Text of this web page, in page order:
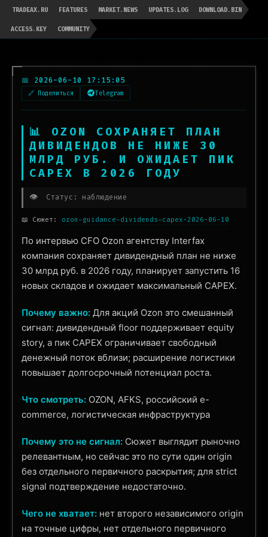
TRADEAX.RU FEATURES MARKET.NEWS UPDATES.LOG DOWNLOAD.BIN
ACCESS.KEY COMMUNITY
📅 2026-06-10 17:15:05
🔗 Поделиться Telegram
📊 OZON СОХРАНЯЕТ ПЛАН
ДИВИДЕНДОВ НЕ НИЖЕ 30
МЛРД РУБ. И ОЖИДАЕТ ПИК
CAPEX В 2026 ГОДУ
👁️ Статус: наблюдение
📖 Сюжет: ozon-guidance-dividends-capex-2026-06-10
По интервью CFO Ozon агентству Interfax
компания сохраняет дивидендный план не ниже
30 млрд руб. в 2026 году, планирует запустить 16
новых складов и ожидает максимальный CAPEX.
Почему важно: Для акций Ozon это смешанный
сигнал: дивидендный floor поддерживает equity
story, а пик CAPEX ограничивает свободный
денежный поток вблизи; расширение логистики
повышает долгосрочный потенциал роста.
Что смотреть: OZON, AFKS, российский e-
commerce, логистическая инфраструктура
Почему это не сигнал: Сюжет выглядит рыночно
релевантным, но сейчас это по сути один origin
без отдельного первичного раскрытия; для strict
signal подтверждение недостаточно.
Чего не хватает: нет второго независимого origin
на точные цифры, нет отдельного первичного